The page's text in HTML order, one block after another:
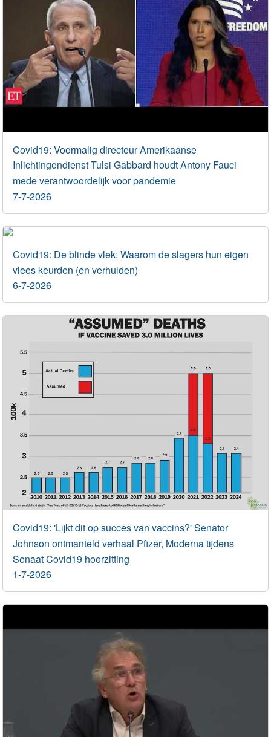
Covid19: Voormalig directeur Amerikaanse
Inlichtingendienst Tulsi Gabbard houdt Antony Fauci
mede verantwoordelijk voor pandemie
7-7-2026
Covid19: De blinde vlek: Waarom de slagers hun eigen
vlees keurden (en verhulden)
6-7-2026
Covid19: 'Lijkt dit op succes van vaccins?' Senator
Johnson ontmanteld verhaal Pfizer, Moderna tijdens
Senaat Covid19 hoorzitting
1-7-2026